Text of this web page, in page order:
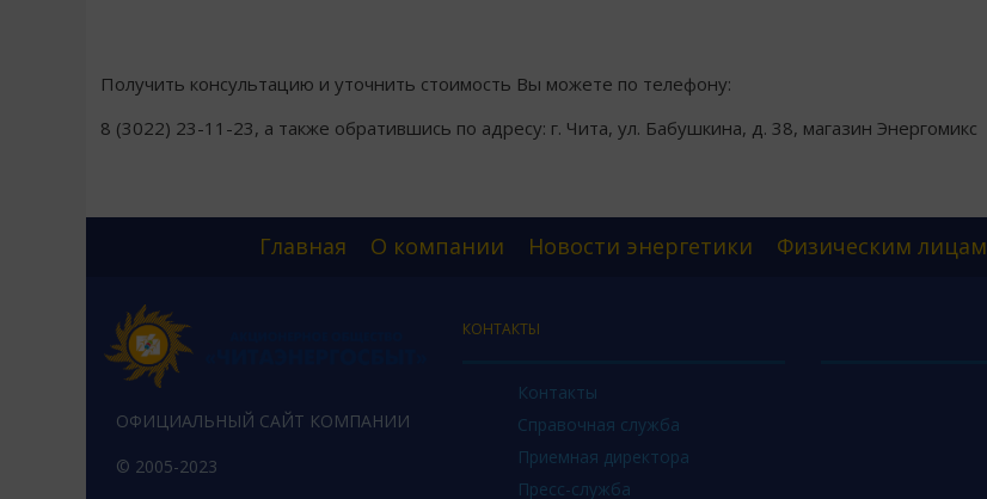
Получить консультацию и уточнить стоимость Вы можете по телефону:
8 (3022) 23-11-23, а также обратившись по адресу: г. Чита, ул. Бабушкина, д. 38, магазин Энергомикс
Главная О компании Новости энергетики Физическим лицам
ОФИЦИАЛЬНЫЙ САЙТ КОМПАНИИ
© 2005-2023
КОНТАКТЫ
Контакты
Справочная служба
Приемная директора
Пресс-служба